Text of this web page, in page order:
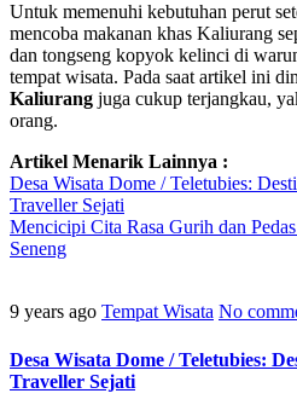
Untuk memenuhi kebutuhan perut
mencoba makanan khas Kaliurang
dan tongseng kopyok kelinci di
tempat wisata. Pada saat artikel ini
Kaliurang juga cukup terjangkau,
orang.
Artikel Menarik Lainnya :
Desa Wisata Dome / Teletubies:
Traveller Sejati
Mencicipi Cita Rasa Gurih dan
Seneng
9 years ago Tempat Wisata No
Desa Wisata Dome / Teletubies:
Traveller Sejati